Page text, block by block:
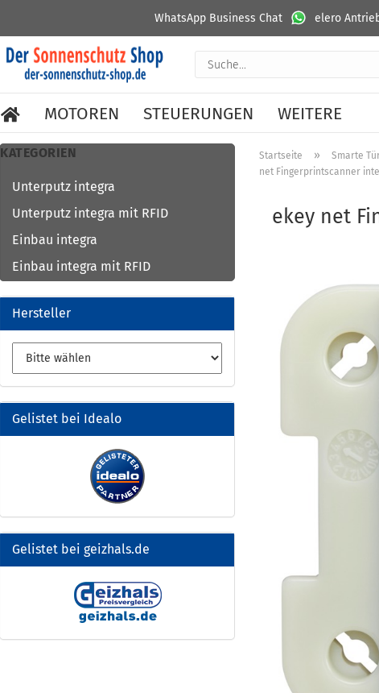
elero
WhatsApp Business Chat
MOTOREN STEUERUNGEN WEITERE
Startseite » Smarte
net Fingerprintscanner
ekey net
KATEGORIEN
Unterputz integra
Unterputz integra mit RFID
Einbau integra
Einbau integra mit RFID
Hersteller
Gelistet bei Idealo
Gelistet bei geizhals.de